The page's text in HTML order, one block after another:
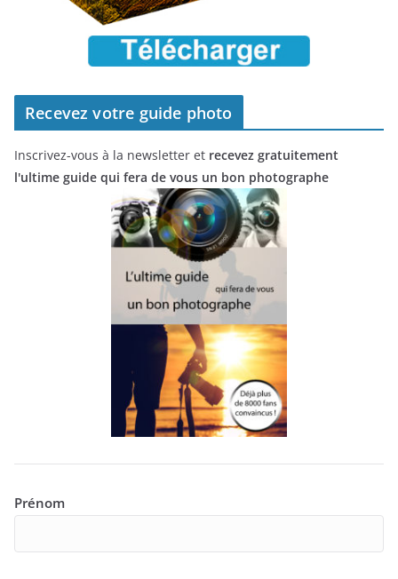
Recevez votre guide photo
Inscrivez-vous à la newsletter et recevez gratuitement
l'ultime guide qui fera de vous un bon photographe
Prénom